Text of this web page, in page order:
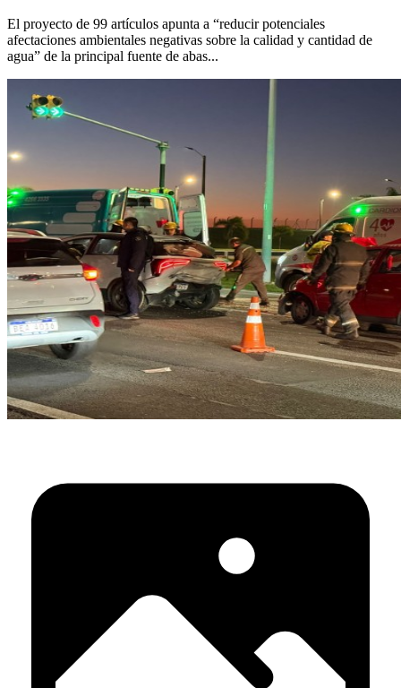
El proyecto de 99 artículos apunta a “reducir potenciales
afectaciones ambientales negativas sobre la calidad y cantidad de
agua” de la principal fuente de abas...